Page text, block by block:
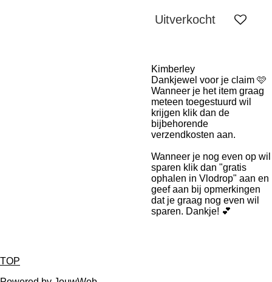
Uitverkocht
Kimberley
Dankjewel voor je claim 🩷
Wanneer je het item graag
meteen toegestuurd wil
krijgen klik dan de
bijbehorende
verzendkosten aan.
Wanneer je nog even op wil
sparen klik dan "gratis
ophalen in Vlodrop" aan en
geef aan bij opmerkingen
dat je graag nog even wil
sparen. Dankje! 💕
TOP